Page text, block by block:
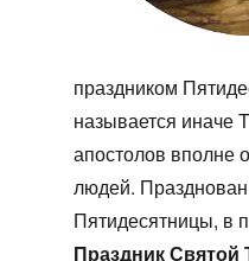
праздником
называется иначе
апостолов вполне
людей.
Пятидесятницы, в
Праздник